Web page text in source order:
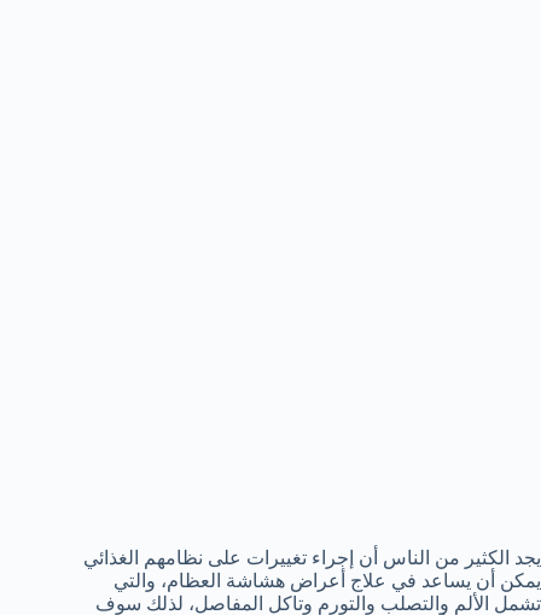
يجد الكثير من الناس أن إجراء تغييرات على نظامهم الغذائي
يمكن أن يساعد في علاج أعراض هشاشة العظام، والتي
تشمل الألم والتصلب والتورم وتاكل المفاصل، لذلك سوف